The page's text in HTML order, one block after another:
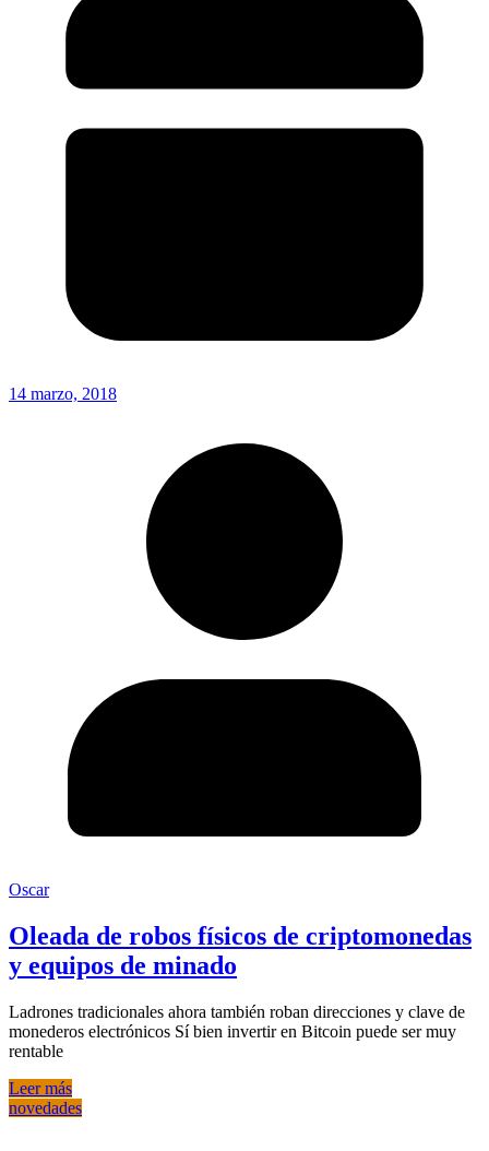
14 marzo, 2018
Oscar
Oleada de robos físicos de criptomonedas
y equipos de minado
Ladrones tradicionales ahora también roban direcciones y clave de
monederos electrónicos Sí bien invertir en Bitcoin puede ser muy
rentable
Leer más
novedades